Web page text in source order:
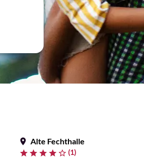
Alte Fechthalle
(1)